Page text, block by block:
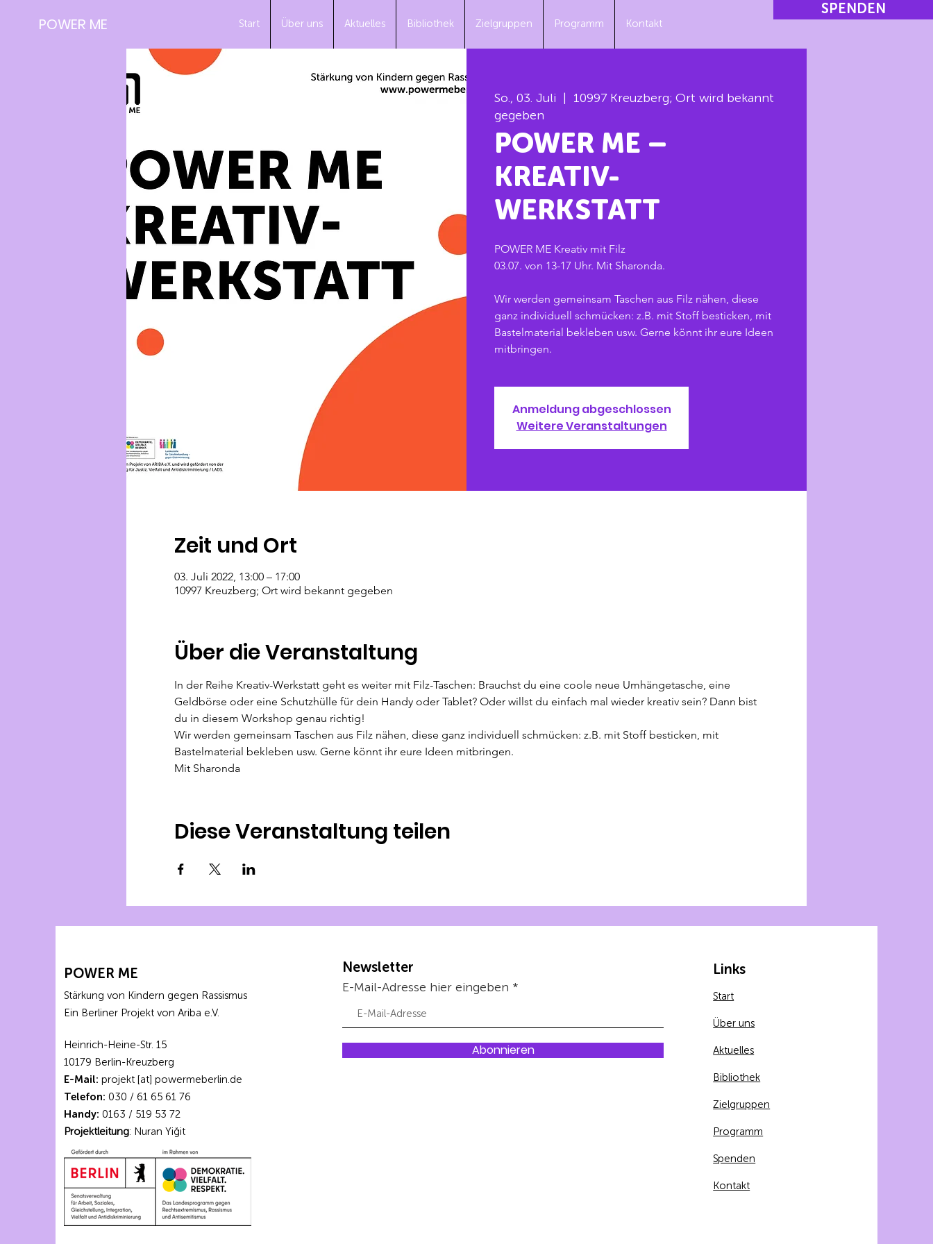
POWER ME
SPENDEN
Start Über uns Aktuelles Bibliothek Zielgruppen Programm Kontakt
So., 03. Juli
10997 Kreuzberg; Ort wird bekannt
gegeben
POWER ME –
KREATIV-
WERKSTATT
POWER ME Kreativ mit Filz
03.07. von 13-17 Uhr. Mit Sharonda.
Wir werden gemeinsam Taschen aus Filz nähen, diese
ganz individuell schmücken: z.B. mit Stoff besticken, mit
Bastelmaterial bekleben usw. Gerne könnt ihr eure Ideen
mitbringen.
Anmeldung abgeschlossen
Weitere Veranstaltungen
Zeit und Ort
03. Juli 2022, 13:00 – 17:00
10997 Kreuzberg; Ort wird bekannt gegeben
Über die Veranstaltung
In der Reihe Kreativ-Werkstatt geht es weiter mit Filz-Taschen: Brauchst du eine coole neue Umhängetasche, eine
Geldbörse oder eine Schutzhülle für dein Handy oder Tablet? Oder willst du einfach mal wieder kreativ sein? Dann bist
du in diesem Workshop genau richtig!
Wir werden gemeinsam Taschen aus Filz nähen, diese ganz individuell schmücken: z.B. mit Stoff besticken, mit
Bastelmaterial bekleben usw. Gerne könnt ihr eure Ideen mitbringen.
Mit Sharonda
Diese Veranstaltung teilen
POWER ME
Stärkung von Kindern gegen Rassismus
Ein Berliner Projekt von Ariba e.V.
Heinrich-Heine-Str. 15
10179 Berlin-Kreuzberg
E-Mail: projekt [at] powermeberlin.de
Telefon: 030 / 61 65 61 76
Handy: 0163 / 519 53 72
Projektleitung: Nuran Yiğit
Newsletter
E-Mail-Adresse hier eingeben
Abonnieren
Links
Start
Über uns
Aktuelles
Bibliothek
Zielgruppen
Programm
Spenden
Kontakt